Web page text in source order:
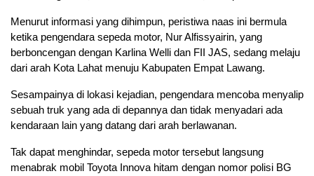
Menurut informasi yang dihimpun, peristiwa naas ini bermula
ketika pengendara sepeda motor, Nur Alfissyairin, yang
berboncengan dengan Karlina Welli dan FII JAS, sedang melaju
dari arah Kota Lahat menuju Kabupaten Empat Lawang.
Sesampainya di lokasi kejadian, pengendara mencoba menyalip
sebuah truk yang ada di depannya dan tidak menyadari ada
kendaraan lain yang datang dari arah berlawanan.
Tak dapat menghindar, sepeda motor tersebut langsung
menabrak mobil Toyota Innova hitam dengan nomor polisi BG